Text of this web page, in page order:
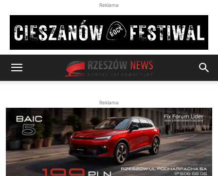
Reklama
Reklama